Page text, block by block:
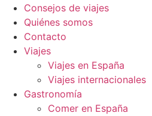
Consejos de viajes
Quiénes somos
Contacto
Viajes
Viajes en España
Viajes internacionales
Gastronomía
Comer en España